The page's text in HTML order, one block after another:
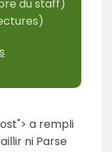
du staff)
a rempli
ni Parse